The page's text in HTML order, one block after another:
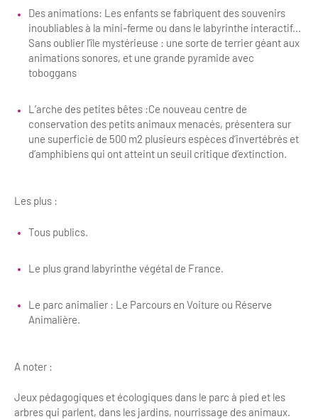
Tourisme & Handicap
Se former et s'informer à l'Accessibilité
Nos publics en situation de handicap
Annuaire accessibilité
Le Label Villes et Villages Fleuris
L'organisation des visites
Remise des Prix
Destination Groupes
Magazine Paris Region
Inscription à la newsletter
Grands Evènements
Des animations: Les enfants se fabriquent des souvenirs
inoubliables à la mini-ferme ou dans le labyrinthe interactif...
Sans oublier l’île mystérieuse : une sorte de terrier géant aux
animations sonores, et une grande pyramide avec
toboggans
L’arche des petites bêtes :Ce nouveau centre de
conservation des petits animaux menacés, présentera sur
une superficie de 500 m2 plusieurs espèces d’invertébrés et
d’amphibiens qui ont atteint un seuil critique d’extinction.
Les plus :
Tous publics.
Le plus grand labyrinthe végétal de France.
Le parc animalier : Le Parcours en Voiture ou Réserve
Animalière.
A noter :
Jeux pédagogiques et écologiques dans le parc à pied et les
arbres qui parlent, dans les jardins, nourrissage des animaux.